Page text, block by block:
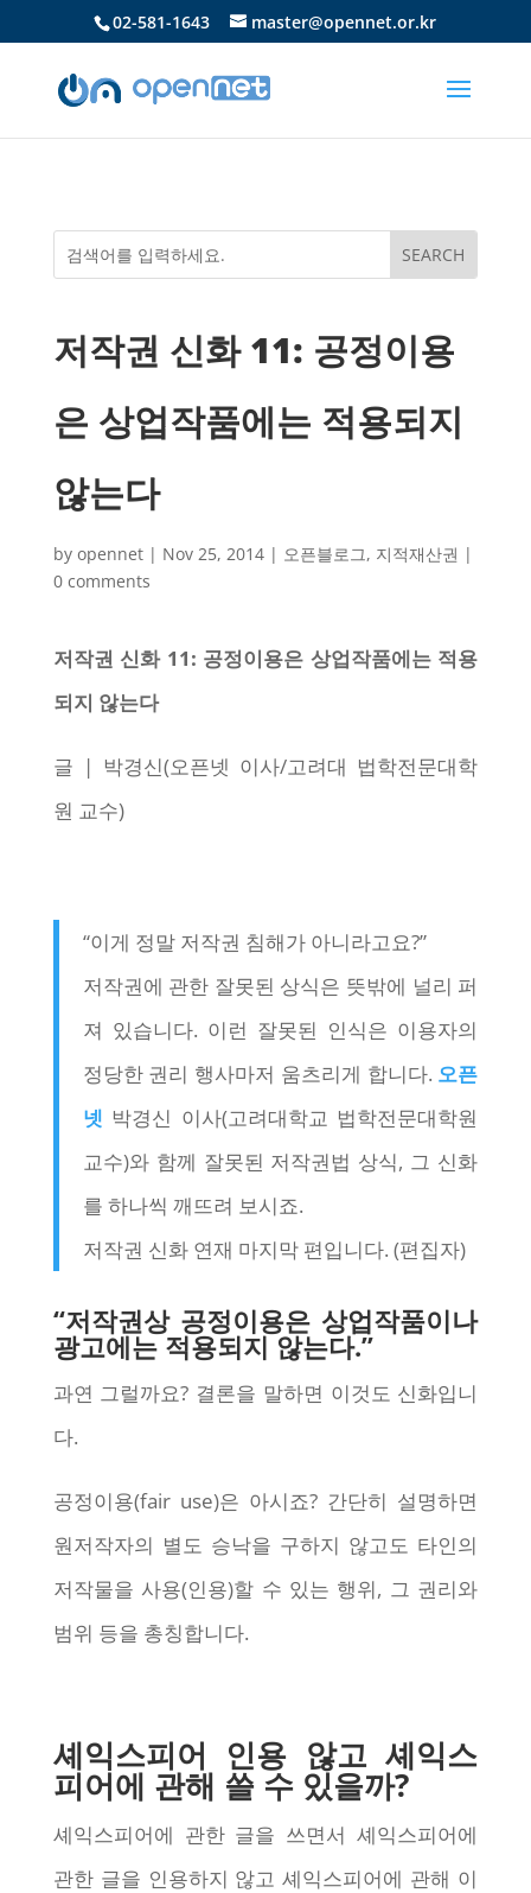
02-581-1643 master@opennet.or.kr
저작권 신화 11: 공정이용
은 상업작품에는 적용되지
않는다
by opennet| Nov 25, 2014| 오픈블로그, 지적재산권 |
0 comments
저작권 신화 11: 공정이용은 상업작품에는 적용
되지 않는다
글 | 박경신(오픈넷 이사/고려대 법학전문대학
원 교수)
“이게 정말 저작권 침해가 아니라고요?”
저작권에 관한 잘못된 상식은 뜻밖에 널리 퍼
져 있습니다. 이런 잘못된 인식은 이용자의
정당한 권리 행사마저 움츠리게 합니다. 오픈
넷 박경신 이사(고려대학교 법학전문대학원
교수)와 함께 잘못된 저작권법 상식, 그 신화
를 하나씩 깨뜨려 보시죠.
저작권 신화 연재 마지막 편입니다. (편집자)
“저작권상 공정이용은 상업작품이나
광고에는 적용되지 않는다.”
과연 그럴까요? 결론을 말하면 이것도 신화입니
다.
공정이용(fair use)은 아시죠? 간단히 설명하면
원저작자의 별도 승낙을 구하지 않고도 타인의
저작물을 사용(인용)할 수 있는 행위, 그 권리와
범위 등을 총칭합니다.
셰익스피어 인용 않고 셰익스
피어에 관해 쓸 수 있을까?
셰익스피어에 관한 글을 쓰면서 셰익스피어에
관한 글을 인용하지 않고 셰익스피어에 관해 이